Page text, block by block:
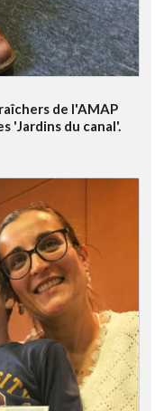
de l'AMAP
'Jardins du canal'.